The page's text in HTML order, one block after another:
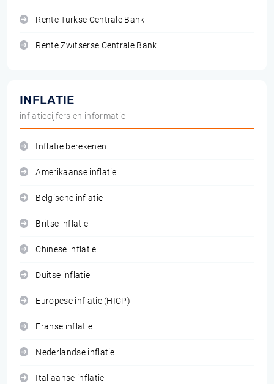
Rente Turkse Centrale Bank
Rente Zwitserse Centrale Bank
INFLATIE
inflatiecijfers en informatie
Inflatie berekenen
Amerikaanse inflatie
Belgische inflatie
Britse inflatie
Chinese inflatie
Duitse inflatie
Europese inflatie (HICP)
Franse inflatie
Nederlandse inflatie
Italiaanse inflatie